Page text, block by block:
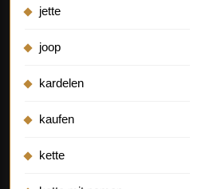
jette
joop
kardelen
kaufen
kette